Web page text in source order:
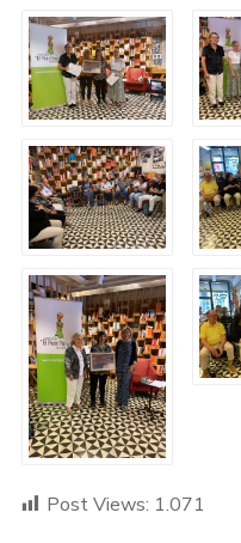
Post Views: 1.071